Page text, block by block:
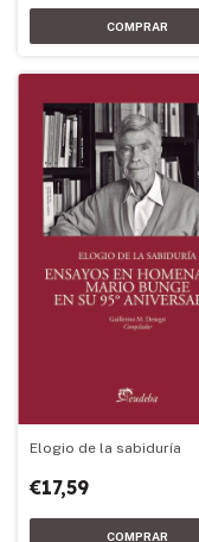
Elogio de la sabiduría
€17,59